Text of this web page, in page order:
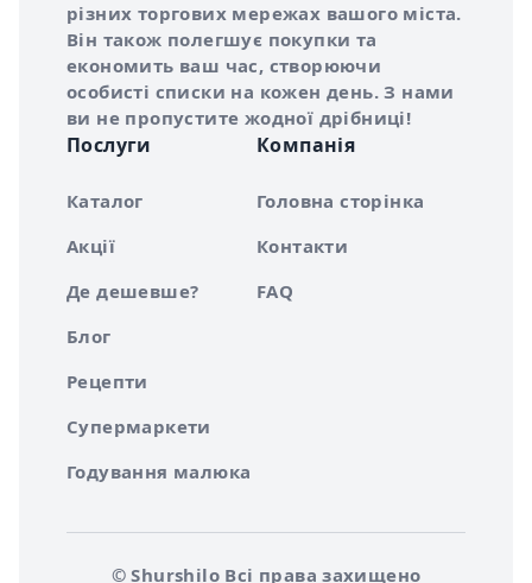
різних торгових мережах вашого міста.
Він також полегшує покупки та
економить ваш час, створюючи
особисті списки на кожен день. З нами
ви не пропустите жодної дрібниці!
Послуги
Каталог
Акції
Де дешевше?
Блог
Рецепти
Супермаркети
Годування малюка
Компанія
Головна сторінка
Контакти
FAQ
© Shurshilo Всі права захищено